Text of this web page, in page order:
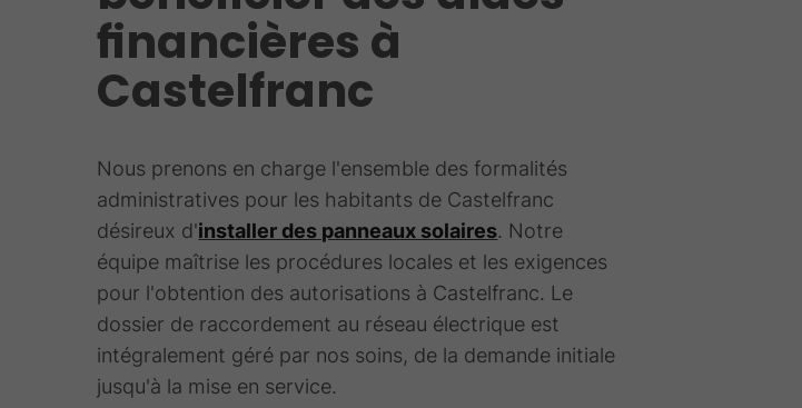
financières à
Castelfranc
Nous prenons en charge l'ensemble des formalités
administratives pour les habitants de Castelfranc
désireux d'installer des panneaux solaires. Notre
équipe maîtrise les procédures locales et les exigences
pour l'obtention des autorisations à Castelfranc. Le
dossier de raccordement au réseau électrique est
intégralement géré par nos soins, de la demande initiale
jusqu'à la mise en service.